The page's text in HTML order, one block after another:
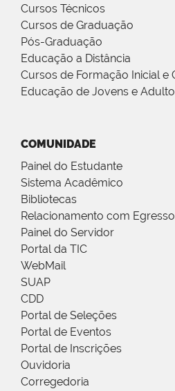
Cursos Técnicos
Cursos de Graduação
Pós-Graduação
Educação a Distância
Cursos de Formação Inicial e
Educação de Jovens e
COMUNIDADE
Painel do Estudante
Sistema Acadêmico
Bibliotecas
Relacionamento com
Painel do Servidor
Portal da TIC
WebMail
SUAP
CDD
Portal de Seleções
Portal de Eventos
Portal de Inscrições
Ouvidoria
Corregedoria